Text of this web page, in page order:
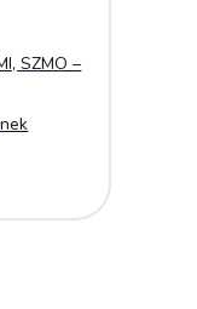
SZMO –